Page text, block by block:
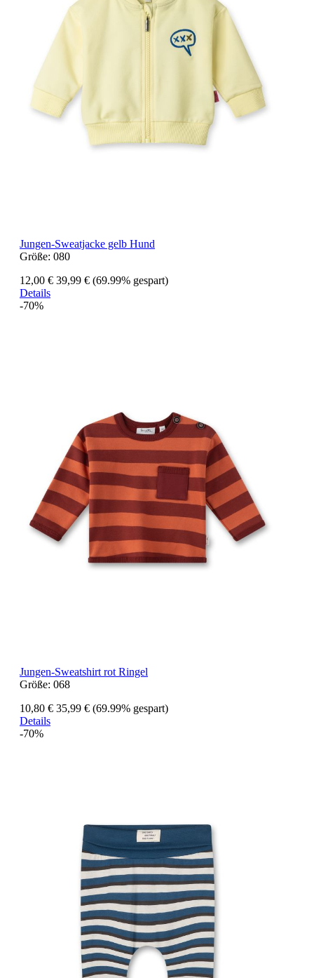
Jungen-Sweatjacke gelb Hund
Größe: 080
12,00 € 39,99 € (69.99% gespart)
Details
-70%
Jungen-Sweatshirt rot Ringel
Größe: 068
10,80 € 35,99 € (69.99% gespart)
Details
-70%